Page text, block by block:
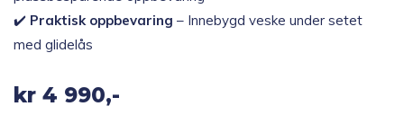
✔️ Praktisk oppbevaring – Innebygd veske under setet
med glidelås
kr 4 990,-